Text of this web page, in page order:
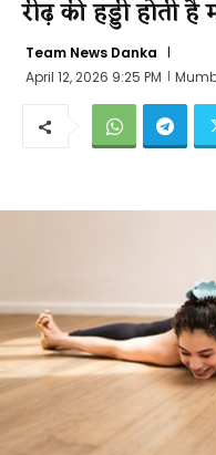
रीढ़ की हड्डी होती
Team News Danka
April 12, 2026 9:25 PM